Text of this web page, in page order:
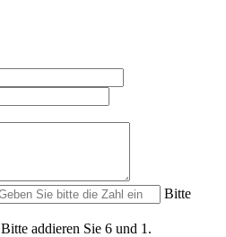
Bitte
Bitte addieren Sie 6 und 1.